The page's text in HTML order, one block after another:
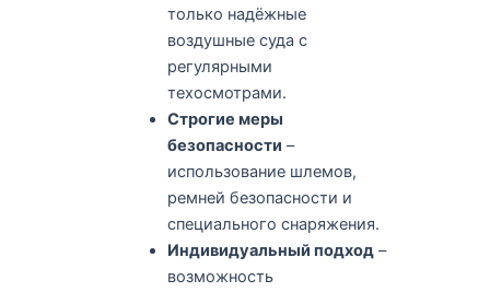
только надёжные
воздушные суда с
регулярными
техосмотрами.
Строгие меры
безопасности –
использование шлемов,
ремней безопасности и
специального снаряжения.
Индивидуальный подход –
возможность